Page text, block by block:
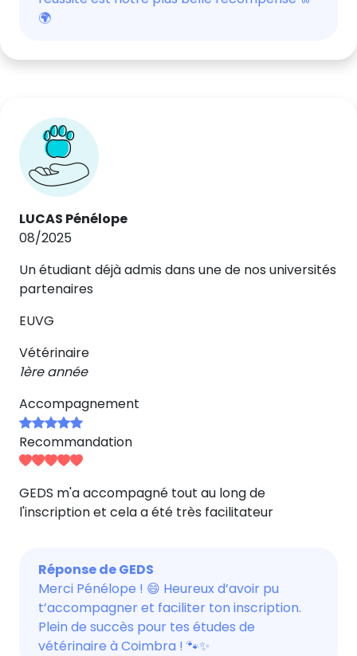
🌍
LUCAS Pénélope
08/2025
Un étudiant déjà admis dans une de nos universités
partenaires
EUVG
Vétérinaire
1ère année
Accompagnement
Recommandation
GEDS m'a accompagné tout au long de
l'inscription et cela a été très facilitateur
Réponse de GEDS
Merci Pénélope ! 😄 Heureux d’avoir pu
t’accompagner et faciliter ton inscription.
Plein de succès pour tes études de
vétérinaire à Coimbra ! 🐾✨